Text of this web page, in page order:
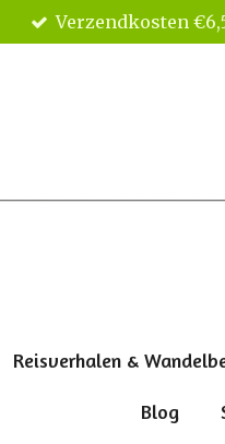
Verzendkosten
Reisverhalen &
Blog